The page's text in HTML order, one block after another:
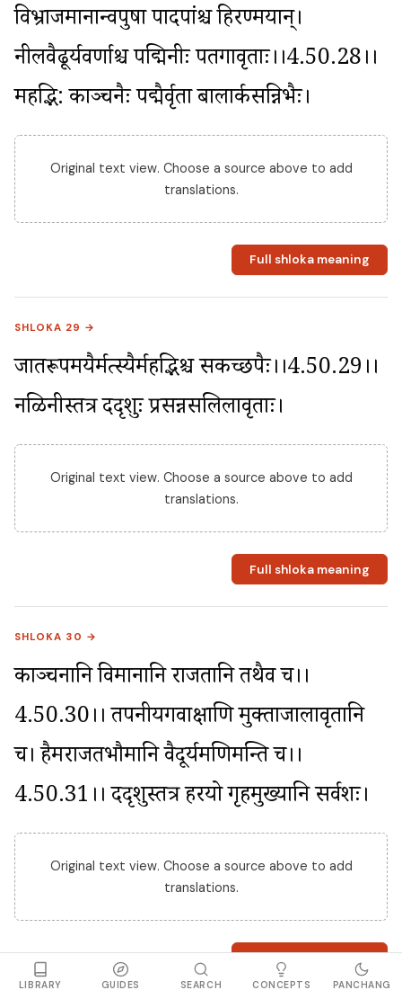
विभ्राजमानान्वपुषा पादपांश्च हिरण्मयान्।
नीलवैढूर्यवर्णाश्च पद्मिनीः पतगावृताः।।4.50.28।।
महद्भि: काञ्चनैः पद्मैर्वृता बालार्कसन्निभैः।
Original text view. Choose a source above to add
translations.
Full shloka meaning
SHLOKA 29 →
जातरूपमयैर्मत्स्यैर्महद्भिश्च सकच्छपैः।।4.50.29।।
नळिनीस्तत्र ददृशुः प्रसन्नसलिलावृताः।
Original text view. Choose a source above to add
translations.
Full shloka meaning
SHLOKA 30 →
काञ्चनानि विमानानि राजतानि तथैव च।।
4.50.30।। तपनीयगवाक्षाणि मुक्ताजालावृतानि
च। हैमराजतभौमानि वैदूर्यमणिमन्ति च।।
4.50.31।। ददृशुस्तत्र हरयो गृहमुख्यानि सर्वशः।
Original text view. Choose a source above to add
translations.
Full shloka meaning
LIBRARY GUIDES SEARCH CONCEPTS PANCHANG